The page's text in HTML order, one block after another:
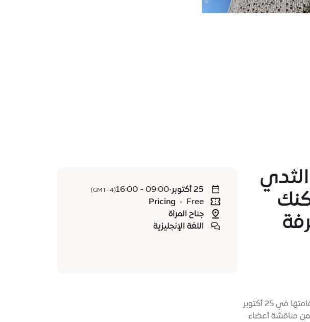
25 أكتوبر •
09:00 - 16:00
(GMT+4)
Pricing • Free
جناح المرأة
اللغة الإنجليزية
يرحّب جناح المرأة بمشاركة الجميع في فعاليات الوئام نحو الأمل: التوعية بسرطان الثدي المقرّر إقامتها في 25 أكتوبر
مناقشة أعضاء